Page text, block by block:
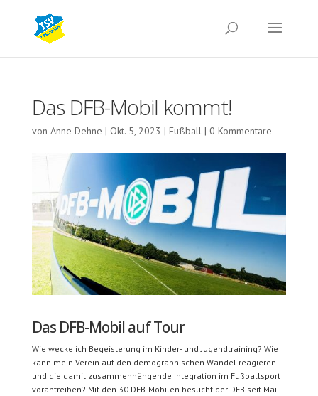
Das DFB-Mobil kommt!
von Anne Dehne | Okt. 5, 2023 | Fußball| 0 Kommentare
Das DFB-Mobil auf Tour
Wie wecke ich Begeisterung im Kinder- und Jugendtraining? Wie
kann mein Verein auf den demographischen Wandel reagieren
und die damit zusammenhängende Integration im Fußballsport
vorantreiben? Mit den 30 DFB-Mobilen besucht der DFB seit Mai